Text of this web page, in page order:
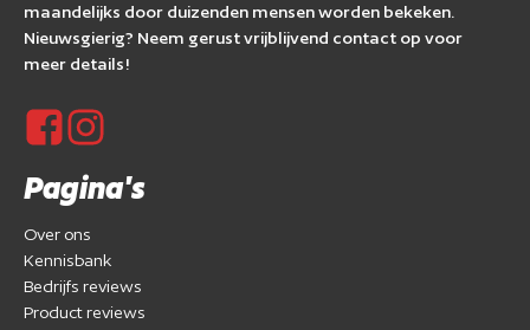
maandelijks door duizenden mensen worden bekeken.
Nieuwsgierig? Neem gerust vrijblijvend contact op voor
meer details!
Pagina's
Over ons
Kennisbank
Bedrijfs reviews
Product reviews